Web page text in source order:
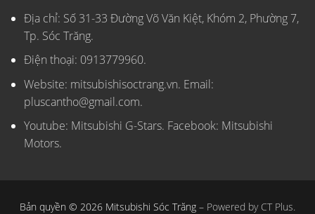
Địa chỉ: Số 31-33 Đường Võ Văn Kiệt, Khóm 2, Phường 7,
Tp. Sóc Trăng.
Điện thoại: 0913779960.
Website: mitsubishisoctrang.vn. Email:
pluscantho@gmail.com.
Youtube: Mitsubishi G-Stars. Facebook: Mitsubishi
Motors.
Bản quyền © 2026 Mitsubishi Sóc Trăng – Powered by CT Plus.